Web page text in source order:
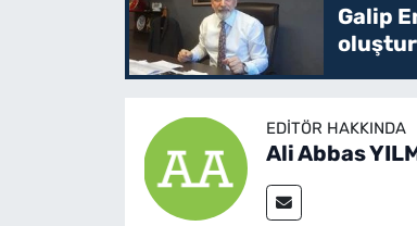
Galip
EDITÖR HAKKINDA
Ali Abbas